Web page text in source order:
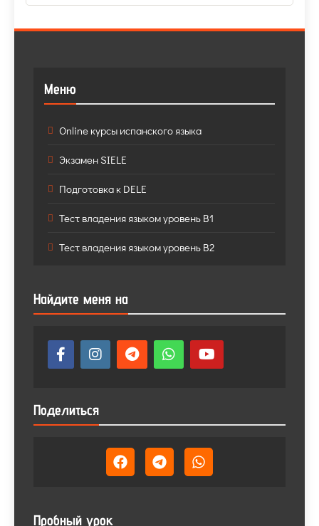
Меню
Online курсы испанского языка
Экзамен SIELE
Подготовка к DELE
Тест владения языком уровень B1
Тест владения языком уровень B2
Найдите меня на
Поделиться
Пробный урок